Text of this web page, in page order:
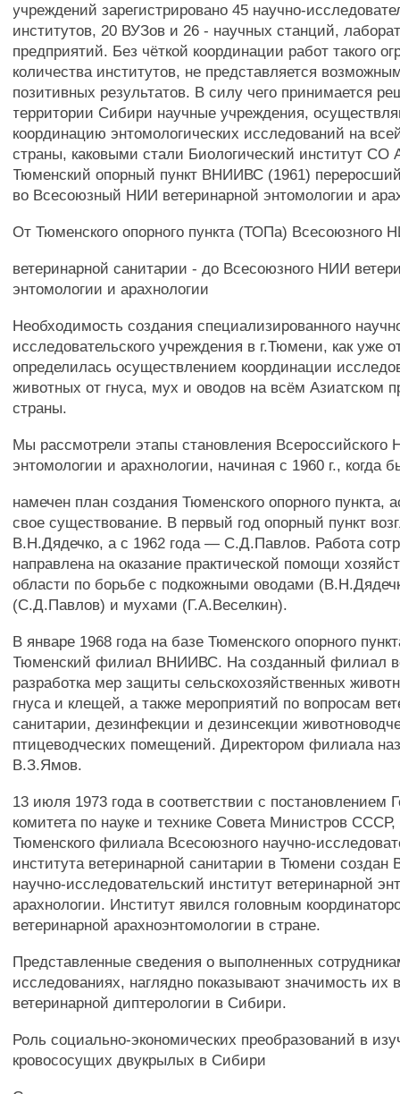
учреждений зарегистрировано 45 научно-
институтов, 20 ВУЗов и 26 - научных станций,
предприятий. Без чёткой координации работ такого
количества институтов, не представляется
позитивных результатов. В силу чего принимается
территории Сибири научные учреждения,
координацию энтомологических исследований на
страны, каковыми стали Биологический институт
Тюменский опорный пункт ВНИИВС (1961)
во Всесоюзный НИИ ветеринарной энтомологии и
От Тюменского опорного пункта (ТОПа) Всесоюзного
ветеринарной санитарии - до Всесоюзного НИИ
энтомологии и арахнологии
Необходимость создания специализированного
исследовательского учреждения в г.Тюмени, как уже
определилась осуществлением координации
животных от гнуса, мух и оводов на всём Азиатском
страны.
Мы рассмотрели этапы становления Всероссийского
энтомологии и арахнологии, начиная с 1960 г., когда
намечен план создания Тюменского опорного пункта,
свое существование. В первый год опорный пункт
В.Н.Дядечко, а с 1962 года — С.Д.Павлов. Работа
направлена на оказание практической помощи
области по борьбе с подкожными оводами
(С.Д.Павлов) и мухами (Г.А.Веселкин).
В январе 1968 года на базе Тюменского опорного
Тюменский филиал ВНИИВС. На созданный филиал
разработка мер защиты сельскохозяйственных
гнуса и клещей, а также мероприятий по вопросам
санитарии, дезинфекции и дезинсекции
птицеводческих помещений. Директором филиала
В.З.Ямов.
13 июля 1973 года в соответствии с постановлением
комитета по науке и технике Совета Министров СССР,
Тюменского филиала Всесоюзного научно-
института ветеринарной санитарии в Тюмени создан
научно-исследовательский институт ветеринарной
арахнологии. Институт явился головным
ветеринарной арахноэнтомологии в стране.
Представленные сведения о выполненных
исследованиях, наглядно показывают значимость их
ветеринарной диптерологии в Сибири.
Роль социально-экономических преобразований в
кровососущих двукрылых в Сибири